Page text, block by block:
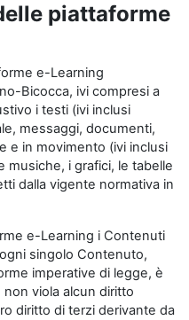
piattaforme
e-Learning
Bicocca, ivi compresi a
i testi (ivi inclusi
messaggi, documenti,
e in movimento (ivi inclusi
musiche, i grafici, le tabelle
dalla vigente normativa in
e-Learning i Contenuti
singolo Contenuto,
imperative di legge, è
viola alcun diritto
diritto di terzi derivante da